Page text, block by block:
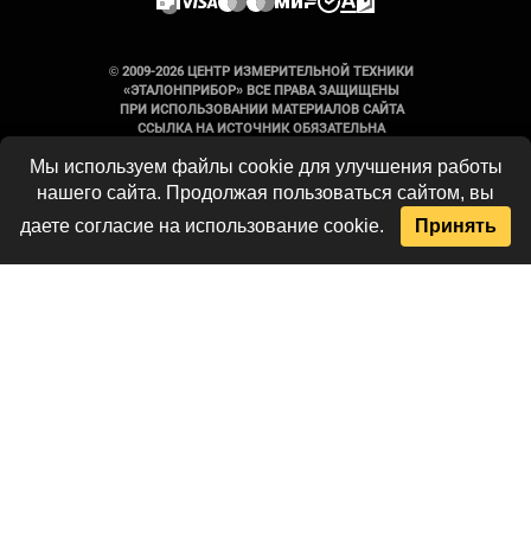
© 2009-2026 ЦЕНТР ИЗМЕРИТЕЛЬНОЙ ТЕХНИКИ
«ЭТАЛОНПРИБОР» ВСЕ ПРАВА ЗАЩИЩЕНЫ
ПРИ ИСПОЛЬЗОВАНИИ МАТЕРИАЛОВ САЙТА
ССЫЛКА НА ИСТОЧНИК ОБЯЗАТЕЛЬНА
Вся информация на сайте носит
справочный характер и не является
положениями Статьи 437 Гражданского
Мы используем файлы cookie для улучшения работы
нашего сайта. Продолжая пользоваться сайтом, вы
даете согласие на использование cookie.
Принять